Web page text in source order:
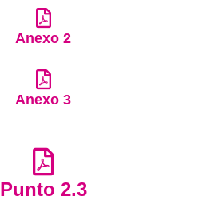
Anexo 2
Anexo 3
Punto 2.3